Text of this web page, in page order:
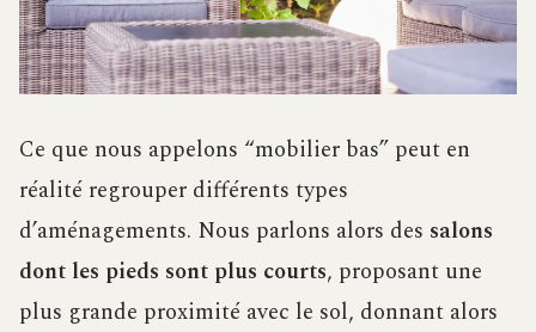
Ce que nous appelons “mobilier bas” peut en
réalité regrouper différents types
d’aménagements. Nous parlons alors des salons
dont les pieds sont plus courts, proposant une
plus grande proximité avec le sol, donnant alors